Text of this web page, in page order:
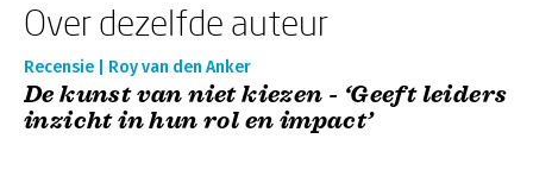
Over dezelfde auteur
Recensie | Roy van den Anker
De kunst van niet kiezen - ‘Geeft leiders
inzicht in hun rol en impact’